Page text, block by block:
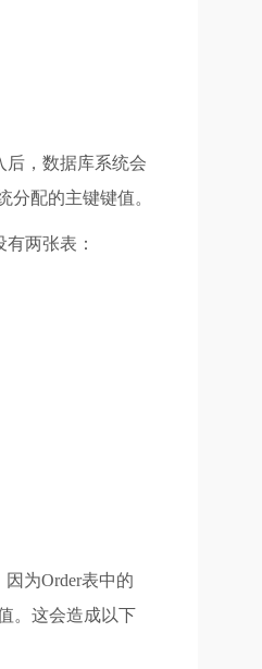
后，数据库系统会
配的主键键值。
两张表：
为Order表中的
。这会造成以下